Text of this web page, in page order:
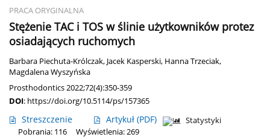
PRACA ORYGINALNA
Stężenie TAC i TOS w ślinie użytkowników protez
osiadających ruchomych
Barbara Piechuta-Królczak, Jacek Kasperski, Hanna Trzeciak,
Magdalena Wyszyńska
Prosthodontics 2022;72(4):350-359
DOI: https://doi.org/10.5114/ps/157365
Streszczenie Artykuł (PDF)
Statystyki
Pobrania: 116
Wyświetlenia: 269